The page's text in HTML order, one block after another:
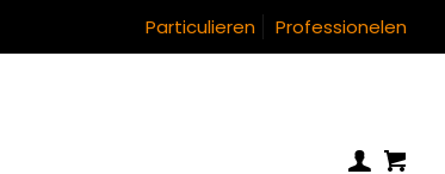
Particulieren Professionelen